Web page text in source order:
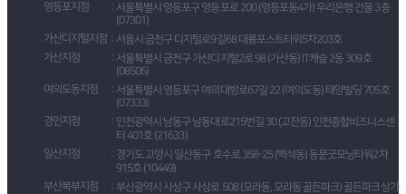
영등포지점
서울특별시 영등포구 영등포로 200 (영등포동4가) 우리은행 건물 3층
(07301)
가산디지털지점
서울시 금천구 디지털로9길68 대륭포스트타워5차203호
가산지점
서울특별시 금천구 가산디지털2로 98 (가산동) IT캐슬 2동 309호
(08506)
여의도동지점
서울특별시 영등포구 여의대방로67길 22 (여의도동) 태양빌딩 705호
(07333)
경인지점
인천광역시 남동구 남동대로215번길 30 (고잔동) 인천종합비즈니스센
터 401호 (21633)
일산지점
경기도 고양시 일산동구 호수로 358-25 (백석동) 동문굿모닝타워2차
915호 (10449)
부산북부지점
부산광역시 사상구 사상로 508 (모라동, 모라동 골든파크) 골든파크상가